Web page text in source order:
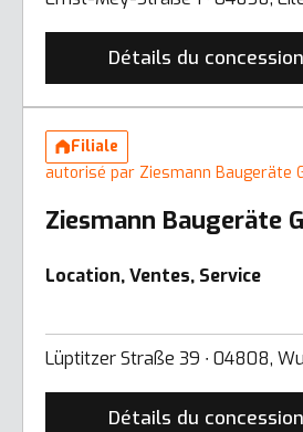
Détails du
Filiale
autorisé par Ziesmann Baugeräte
Ziesmann Baugeräte
Location, Ventes, Service
Lüptitzer Straße 39 ∙ 04808,
Détails du